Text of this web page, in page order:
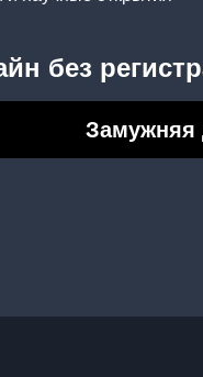
без
Замужняя